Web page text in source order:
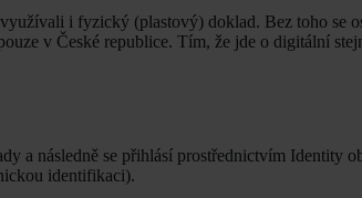
i fyzický (plastový) doklad. Bez toho se
v České republice. Tím, že jde o digitální
a následně se přihlásí prostřednictvím Identity
identifikaci).